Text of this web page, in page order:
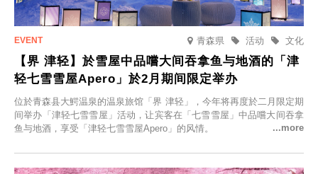
青森県 文化
活动
【界 津轻】於雪屋中品嚐大间吞拿鱼与地酒的「津
轻七雪雪屋Apero」於2月期间限定举办
位於青森县大鰐温泉的温泉旅馆「界 津轻」，今年将再度於二月限定期
间举办「津轻七雪雪屋」活动，让宾客在「七雪雪屋」中品嚐大间吞拿
鱼与地酒，享受「津轻七雪雪屋Apero」的风情。